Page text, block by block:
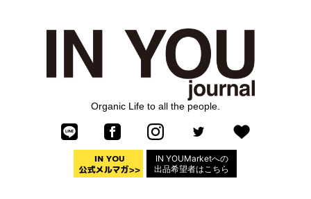
Organic Life to all the people.
IN YOUMarketへの
出品希望者はこちら